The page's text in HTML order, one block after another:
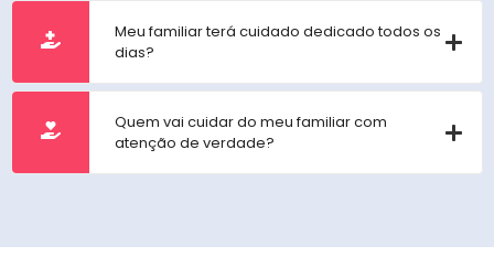
Meu familiar terá cuidado dedicado todos os
dias?
Quem vai cuidar do meu familiar com
atenção de verdade?